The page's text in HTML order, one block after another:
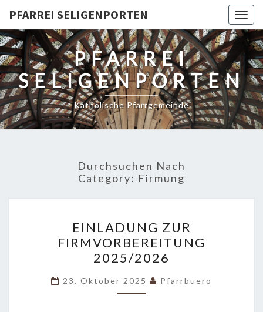
PFARREI SELIGENPORTEN
PFARREI
SELIGENPORTEN
Katholische Pfarrgemeinde
Durchsuchen Nach
Category: Firmung
ZUR
FIRMVORBEREITUNG
2025/2026
EINLADUNG ZUR
FIRMVORBEREITUNG
2025/2026
23. Oktober 2025 Pfarrbuero